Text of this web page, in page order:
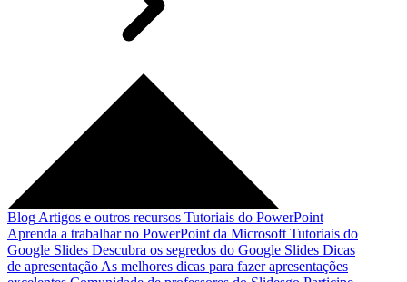
Blog Artigos e outros recursos Tutoriais do PowerPoint
Aprenda a trabalhar no PowerPoint da Microsoft Tutoriais do
Google Slides Descubra os segredos do Google Slides Dicas
de apresentação As melhores dicas para fazer apresentações